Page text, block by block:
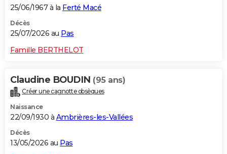
PHOTO
GUIDES D'ACHAT
Carte de Noël
Carte Bonne année
Carte Saint-Valentin
Carte Pâques
Carte d'anniversaire
DICTIONNAIRE
Dictionnaire
Biographies
Citations
Expressions
Proverbes
PROGRAMME TV
S'inscrire
Se connecter
Lycées
Collèges
Primaires
Universités
Entreprises
Service militaire
Avis de recherche
AVIS DE DÉCÈS
25/06/1967 à la Ferté Macé
Décès
25/07/2026 au Pas
Famille BERTHELOT
Claudine BOUDIN (95 ans)
Créer une cagnotte obsèques
Naissance
22/09/1930 à Ambrières-les-Vallées
Décès
13/05/2026 au Pas